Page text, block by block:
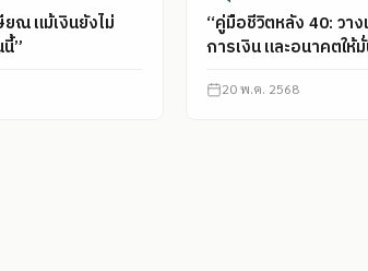
ยณ แม้เงินยังไม่
”
“คู่มือชีวิตหลัง 40: วา
การเงิน และอนาคตให้
20 พ.ค. 2568